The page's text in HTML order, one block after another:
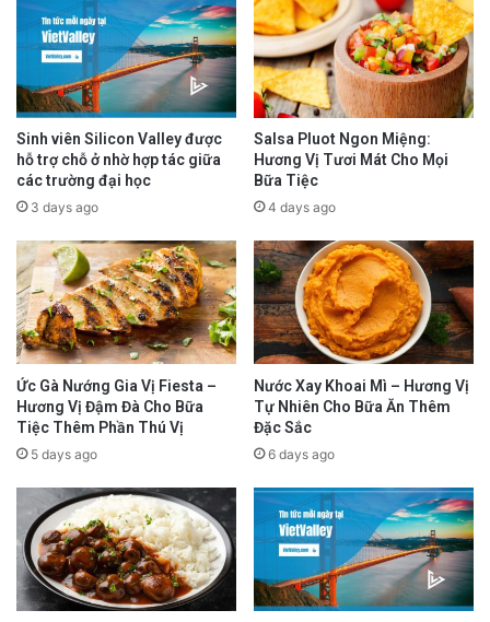
Các học sinh trung học đến City Hall đòi hỏi
trách nhiệm.
Họ kêu gọi San Francisco Unified School
District làm tốt hơn nữa việc phản hồi các cáo
buộc quấy rối và tấn công tình dục.
Tất cả nam, nữ và các thành viên của cộng
Sinh viên Silicon Valley được
hỗ trợ chỗ ở nhờ hợp tác giữa
các trường đại học
3 days ago
Salsa Pluot Ngon Miệng:
Hương Vị Tươi Mát Cho Mọi
Bữa Tiệc
4 days ago
Ức Gà Nướng Gia Vị Fiesta –
Hương Vị Đậm Đà Cho Bữa
Tiệc Thêm Phần Thú Vị
5 days ago
Nước Xay Khoai Mì – Hương Vị
Tự Nhiên Cho Bữa Ăn Thêm
Đặc Sắc
6 days ago